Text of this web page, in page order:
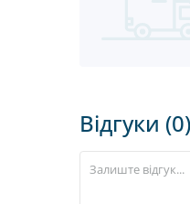
Відгуки (0)